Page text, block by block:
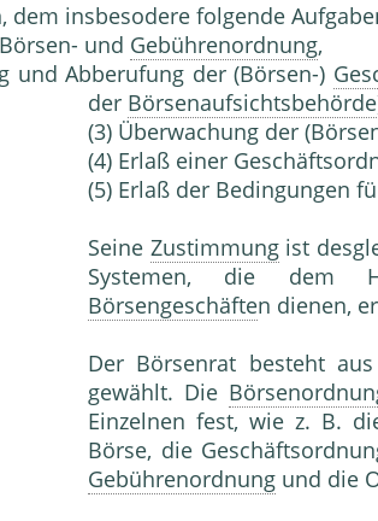
dem insbesodere folgende
und Gebührenordnung,
und Abberufung der (Börsen-)
der Börsenaufsichtsbehörde
(3) Überwachung der
(4) Erlaß einer
(5) Erlaß der Bedingungen
Seine Zustimmungist
Systemen, die
Börsengeschäften dienen,
Der Börsenrat besteht
gewählt. Die
Einzelnen fest, wie z. B.
Börse, die
Gebührenordnung und die